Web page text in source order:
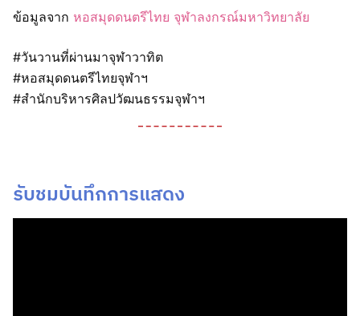
ข้อมูลจาก หอสมุดดนตรีไทย จุฬาลงกรณ์มหาวิทยาลัย
#วันวานที่ผ่านมาจุฬาวาทิต
#หอสมุดดนตรีไทยจุฬาฯ
#สำนักบริหารศิลปวัฒนธรรมจุฬาฯ
รับชมบันทึกการแสดง